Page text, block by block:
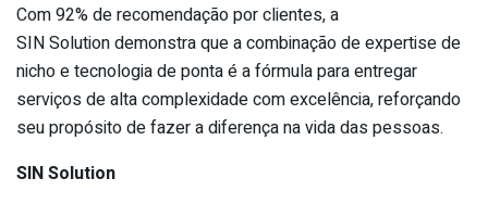
Com 92% de recomendação por clientes, a
SINSolutiondemonstra que a combinação de expertise de
nicho e tecnologia de ponta é a fórmula para entregar
serviços de alta complexidade com excelência, reforçando
seu propósito de fazer a diferença na vida das pessoas.
SINSolution